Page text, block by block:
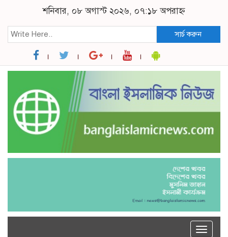
শনিবার, ০৮ অগাস্ট ২০২৬, ০৭:১৮ অপরাহ্ন
সার্চ করুন
Toggle